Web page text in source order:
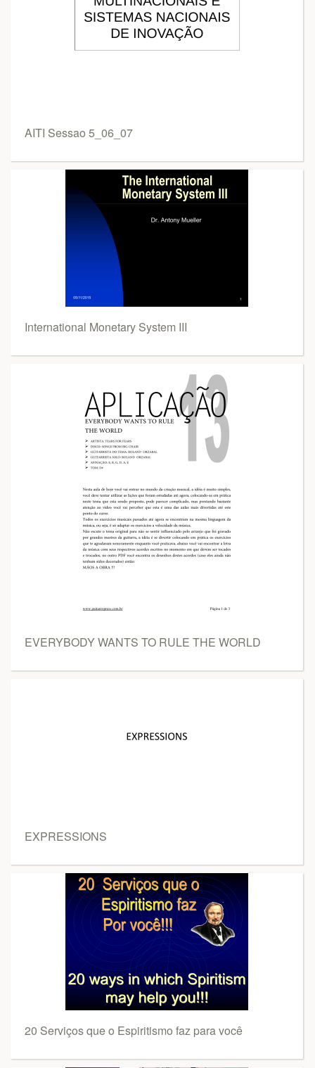
AITI Sessao 5_06_07
International Monetary System III
EVERYBODY WANTS TO RULE THE WORLD
EXPRESSIONS
20 Serviços que o Espiritismo faz para você